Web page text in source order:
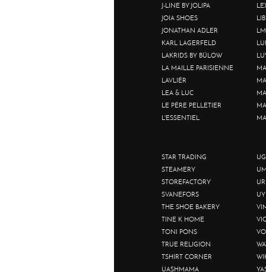
J-LINE BY JOLIPA
JOIA SHOES
JONATHAN ADLER
KARL LAGERFELD
LAKRIDS BY BÜLOW
LA MAILLE PARISIENNE
LAVLIÉR
LEA & LUC
LE PÈRE PELLETIER
L'ESSENTIEL
STAR TRADING
STEAMERY
STOREFACTORY
SVANEFORS
THE SHOE BAKERY
TINE K HOME
TONI PONS
TRUE RELIGION
TSHIRT CORNER
UASHMAMA